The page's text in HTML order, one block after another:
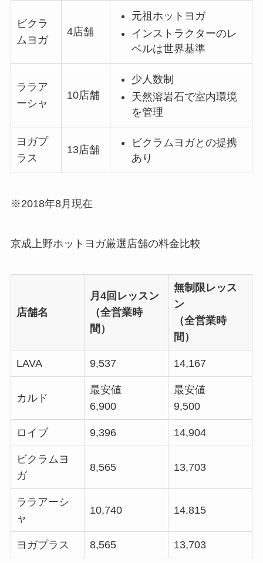
ビクラ
ムヨガ
4店舗
元祖ホットヨガ
インストラクターのレ
ベルは世界基準
ララア
ーシャ
10店舗
少人数制
天然溶岩石で室内環境
を管理
ヨガプ
ラス
13店舗
ビクラムヨガとの提携
あり
※2018年8月現在
京成上野ホットヨガ厳選店舗の料金比較
店舗名
月4回レッスン
（全営業時
間）
無制限レッス
ン
（全営業時
間）
LAVA 9,537 14,167
カルド
最安値
6,900
最安値
9,500
ロイブ 9,396 14,904
ビクラムヨ
ガ
8,565 13,703
ララアーシ
ャ
10,740 14,815
ヨガプラス 8,565 13,703